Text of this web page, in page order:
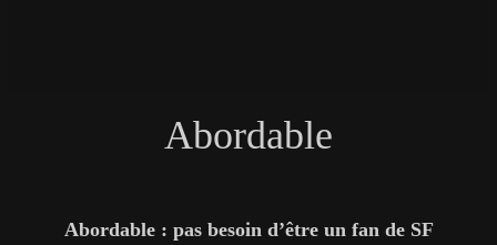
Abordable
Abordable : pas besoin d’être un fan de SF